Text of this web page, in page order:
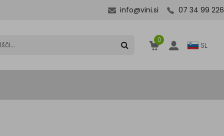
info@vini.si 07 34 99 226
0
SL